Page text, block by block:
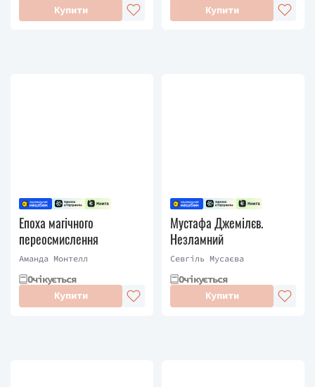
Купити
Купити
Епоха магічного
переосмислення
Аманда Монтелл
Очікується
Купити
Мустафа Джемілєв.
Незламний
Севгіль Мусаєва
Очікується
Купити